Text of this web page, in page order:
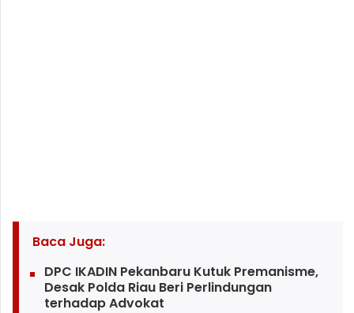
Baca Juga:
DPC IKADIN Pekanbaru Kutuk Premanisme,
Desak Polda Riau Beri Perlindungan
terhadap Advokat